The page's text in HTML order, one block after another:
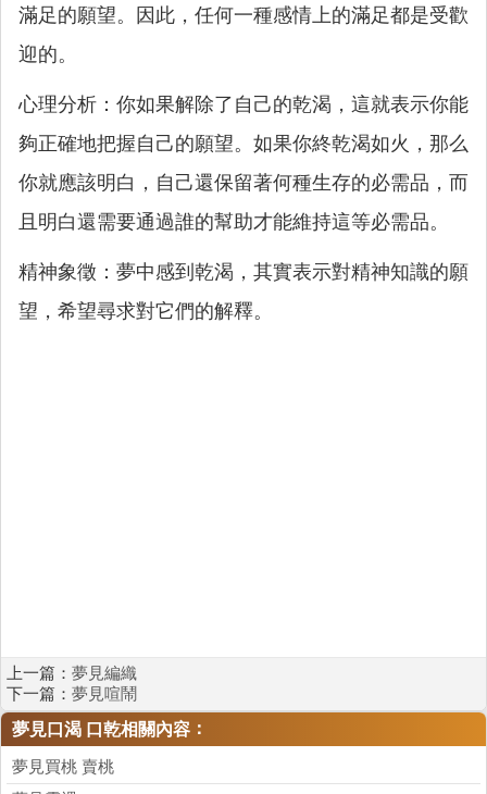
滿足的願望。因此，任何一種感情上的滿足都是受歡
迎的。
心理分析：你如果解除了自己的乾渴，這就表示你能
夠正確地把握自己的願望。如果你終乾渴如火，那么
你就應該明白，自己還保留著何種生存的必需品，而
且明白還需要通過誰的幫助才能維持這等必需品。
精神象徵：夢中感到乾渴，其實表示對精神知識的願
望，希望尋求對它們的解釋。
上一篇： 夢見編織
下一篇： 夢見喧鬧
夢見口渴 口乾相關內容 ：
夢見買桃 賣桃